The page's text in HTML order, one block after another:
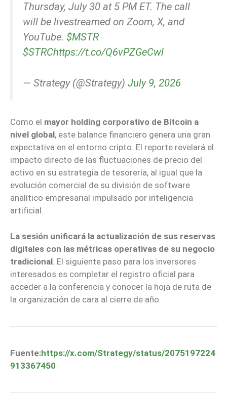
Thursday, July 30 at 5 PM ET. The call
will be livestreamed on Zoom, X, and
YouTube. $MSTR
$STRChttps://t.co/Q6vPZGeCwl
— Strategy (@Strategy) July 9, 2026
Como el mayor holding corporativo de Bitcoin a
nivel global, este balance financiero genera una gran
expectativa en el entorno cripto. El reporte revelará el
impacto directo de las fluctuaciones de precio del
activo en su estrategia de tesorería, al igual que la
evolución comercial de su división de software
analítico empresarial impulsado por inteligencia
artificial.
La sesión unificará la actualización de sus reservas
digitales con las métricas operativas de su negocio
tradicional . El siguiente paso para los inversores
interesados es completar el registro oficial para
acceder a la conferencia y conocer la hoja de ruta de
la organización de cara al cierre de año.
Fuente:https://x.com/Strategy/status/2075197224
913367450